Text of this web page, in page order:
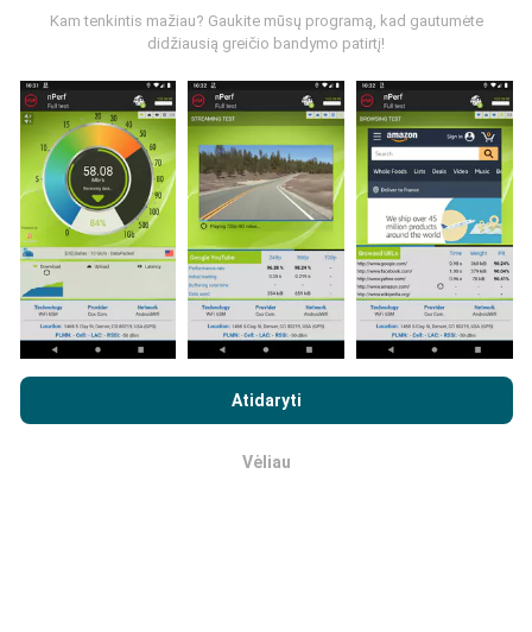
Iš kur gaunami duomenys?
programos vartotojai. Tai testai, atliekami realiomis
sąlygomis, tiesiogiai lauke. Jei ir jūs norite įsitraukti,
tereikia atsisiųsti „nPerf“ programą į savo išmanųjį
telefoną. Kuo daugiau duomenų, tuo išsamesni bus
žemėlapiai!Visi bandymų rezultatai rodomi
žemėlapiuose. Filtravimo taisyklės taikomos prieš
skaičiavimo parodymus.
Kam tenkintis mažiau? Gaukite mūsų programą, kad gautumėte
didžiausią greičio bandymo patirtį!
Atidaryti
Vėliau
, taip pat su „nPerf“ testu
vartotojo licencijos sutartis.
Gerai